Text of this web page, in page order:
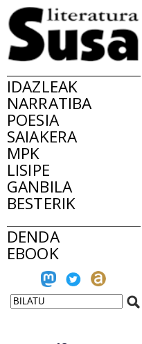
IDAZLEAK
NARRATIBA
POESIA
SAIAKERA
MPK
LISIPE
GANBILA
BESTERIK
DENDA
EBOOK